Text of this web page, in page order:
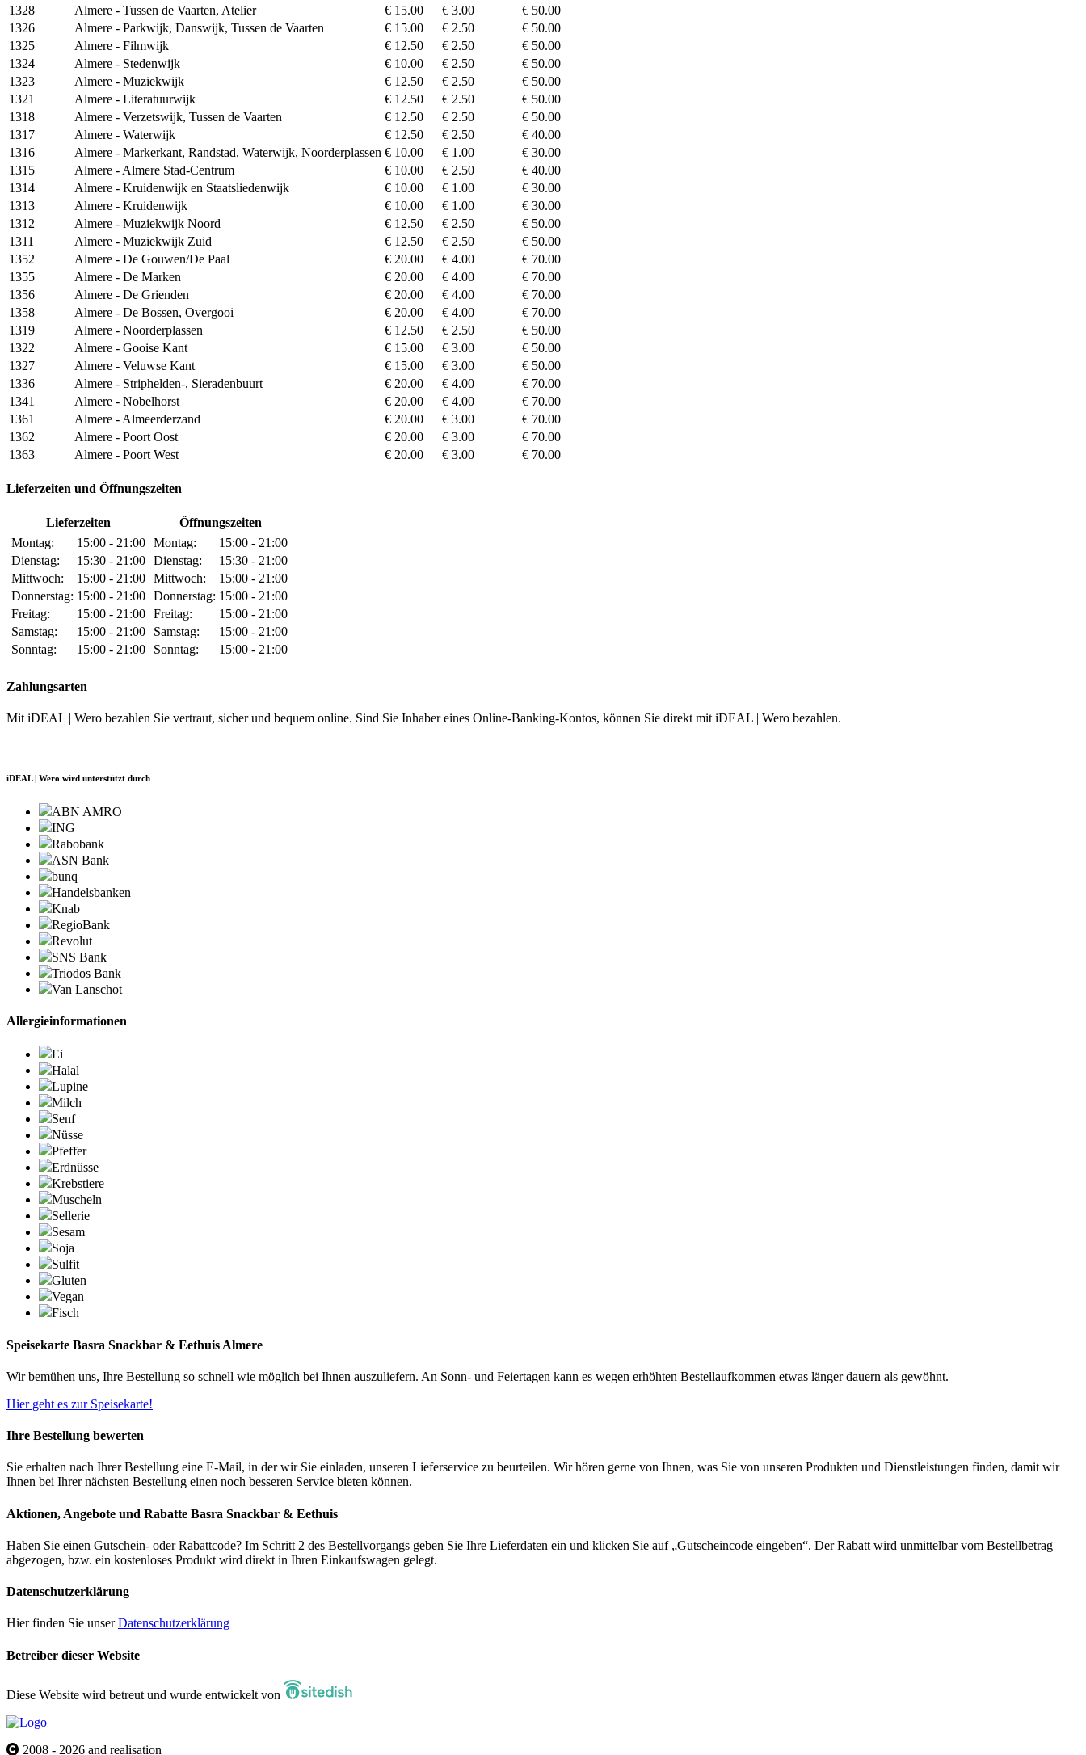
1328
Almere - Tussen de Vaarten, Atelier € 15.00 € 3.00
€ 50.00
1326
Almere - Parkwijk, Danswijk, Tussen de Vaarten € 15.00 € 2.50
€ 50.00
1325
Almere - Filmwijk € 12.50 € 2.50
€ 50.00
1324
Almere - Stedenwijk € 10.00 € 2.50
€ 50.00
1323
Almere - Muziekwijk € 12.50 € 2.50
€ 50.00
1321
Almere - Literatuurwijk € 12.50 € 2.50
€ 50.00
1318
Almere - Verzetswijk, Tussen de Vaarten € 12.50 € 2.50
€ 50.00
1317
Almere - Waterwijk € 12.50 € 2.50
€ 40.00
1316
Almere - Markerkant, Randstad, Waterwijk, Noorderplassen € 10.00 € 1.00
€ 30.00
1315
Almere - Almere Stad-Centrum € 10.00 € 2.50
€ 40.00
1314
Almere - Kruidenwijk en Staatsliedenwijk € 10.00 € 1.00
€ 30.00
1313
Almere - Kruidenwijk € 10.00 € 1.00
€ 30.00
1312
Almere - Muziekwijk Noord € 12.50 € 2.50
€ 50.00
1311
Almere - Muziekwijk Zuid € 12.50 € 2.50
€ 50.00
1352
Almere - De Gouwen/De Paal € 20.00 € 4.00
€ 70.00
1355
Almere - De Marken € 20.00 € 4.00
€ 70.00
1356
Almere - De Grienden € 20.00 € 4.00
€ 70.00
1358
Almere - De Bossen, Overgooi € 20.00 € 4.00
€ 70.00
1319
Almere - Noorderplassen € 12.50 € 2.50
€ 50.00
1322
Almere - Gooise Kant € 15.00 € 3.00
€ 50.00
1327
Almere - Veluwse Kant € 15.00 € 3.00
€ 50.00
1336
Almere - Striphelden-, Sieradenbuurt € 20.00 € 4.00
€ 70.00
1341
Almere - Nobelhorst € 20.00 € 4.00
€ 70.00
1361
Almere - Almeerderzand € 20.00 € 3.00
€ 70.00
1362
Almere - Poort Oost € 20.00 € 3.00
€ 70.00
1363
Almere - Poort West € 20.00 € 3.00 € 70.00
Lieferzeiten und Öffnungszeiten
Lieferzeiten
Öffnungszeiten
Montag:
15:00 - 21:00
Dienstag:
15:30 - 21:00
Mittwoch:
15:00 - 21:00
Donnerstag: 15:00 - 21:00
Freitag:
15:00 - 21:00
Samstag:
15:00 - 21:00
Sonntag:
15:00 - 21:00
Montag:
15:00 - 21:00
Dienstag:
15:30 - 21:00
Mittwoch:
15:00 - 21:00
Donnerstag: 15:00 - 21:00
Freitag:
15:00 - 21:00
Samstag:
15:00 - 21:00
Sonntag:
15:00 - 21:00
Zahlungsarten
Mit iDEAL | Wero bezahlen Sie vertraut, sicher und bequem online. Sind Sie Inhaber eines Online-Banking-Kontos, können Sie direkt mit iDEAL | Wero bezahlen.
iDEAL | Wero wird unterstützt durch
ABN AMRO
ING
Rabobank
ASN Bank
bunq
Handelsbanken
Knab
RegioBank
Revolut
SNS Bank
Triodos Bank
Van Lanschot
Allergieinformationen
Ei
Halal
Lupine
Milch
Senf
Nüsse
Pfeffer
Erdnüsse
Krebstiere
Muscheln
Sellerie
Sesam
Soja
Sulfit
Gluten
Vegan
Fisch
Speisekarte Basra Snackbar & Eethuis Almere
Wir bemühen uns, Ihre Bestellung so schnell wie möglich bei Ihnen auszuliefern. An Sonn- und Feiertagen kann es wegen erhöhten Bestellaufkommen etwas länger dauern als gewöhnt.
Hier geht es zur Speisekarte!
Ihre Bestellung bewerten
Sie erhalten nach Ihrer Bestellung eine E-Mail, in der wir Sie einladen, unseren Lieferservice zu beurteilen. Wir hören gerne von Ihnen, was Sie von unseren Produkten und Dienstleistungen finden, damit wir
Ihnen bei Ihrer nächsten Bestellung einen noch besseren Service bieten können.
Aktionen, Angebote und Rabatte Basra Snackbar & Eethuis
Haben Sie einen Gutschein- oder Rabattcode? Im Schritt 2 des Bestellvorgangs geben Sie Ihre Lieferdaten ein und klicken Sie auf „Gutscheincode eingeben“. Der Rabatt wird unmittelbar vom Bestellbetrag
abgezogen, bzw. ein kostenloses Produkt wird direkt in Ihren Einkaufswagen gelegt.
Datenschutzerklärung
Hier finden Sie unserDatenschutzerklärung
Betreiber dieser Website
Diese Website wird betreut und wurde entwickelt von
2008 - 2026 and realisation